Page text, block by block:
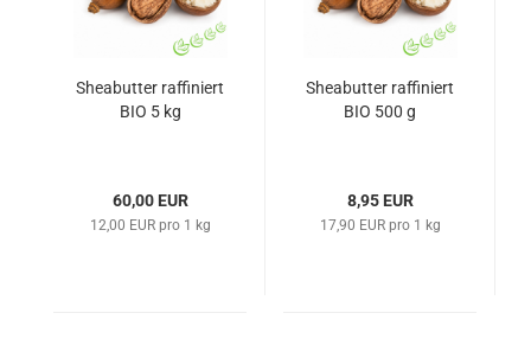
Sheabutter raffiniert
BIO 5 kg
60,00 EUR
12,00 EUR pro 1 kg
Sheabutter raffiniert
BIO 500 g
8,95 EUR
17,90 EUR pro 1 kg